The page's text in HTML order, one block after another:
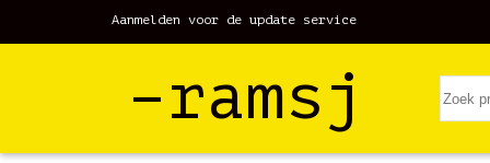
Aanmelden voor de update service
–ramsj